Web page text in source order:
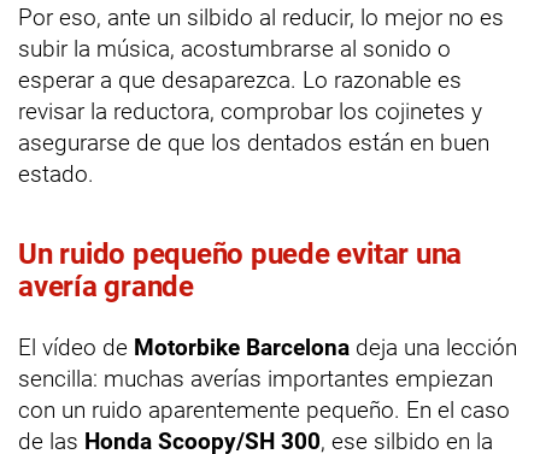
Por eso, ante un silbido al reducir, lo mejor no es
subir la música, acostumbrarse al sonido o
esperar a que desaparezca. Lo razonable es
revisar la reductora, comprobar los cojinetes y
asegurarse de que los dentados están en buen
estado.
Un ruido pequeño puede evitar una
avería grande
El vídeo de Motorbike Barcelona deja una lección
sencilla: muchas averías importantes empiezan
con un ruido aparentemente pequeño. En el caso
de las Honda Scoopy/SH 300, ese silbido en la